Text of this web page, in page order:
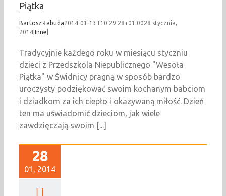
Piątka
Bartosz Łabuda2014-01-13T10:29:28+01:0028 stycznia,
2014 Inne
Tradycyjnie każdego roku w miesiącu styczniu
dzieci z Przedszkola Niepublicznego "Wesoła
Piątka" w Świdnicy pragną w sposób bardzo
uroczysty podziękować swoim kochanym babciom
i dziadkom za ich ciepło i okazywaną miłość. Dzień
ten ma uświadomić dzieciom, jak wiele
zawdzięczają swoim [...]
28
01, 2014